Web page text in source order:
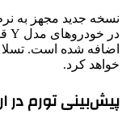
نسخه جدید مجهز به
اضافه شده است. تسلا
خواهد کرد.
پیش‌بینی تورم در